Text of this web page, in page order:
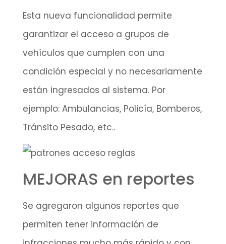
Esta nueva funcionalidad permite
garantizar el acceso a grupos de
vehículos que cumplen con una
condición especial y no necesariamente
están ingresados al sistema. Por
ejemplo: Ambulancias, Policía, Bomberos,
Tránsito Pesado, etc..
MEJORAS en reportes
Se agregaron algunos reportes que
permiten tener información de